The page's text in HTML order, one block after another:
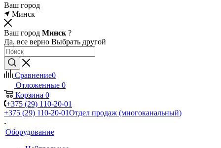
Ваш город
Минск
Ваш город Минск ?
Да, все верно Выбрать другой
Сравнение0
Отложенные 0
Корзина 0
+375 (29) 110-20-01
+375 (29) 110-20-01Отдел продаж (многоканальный)
Оборудование